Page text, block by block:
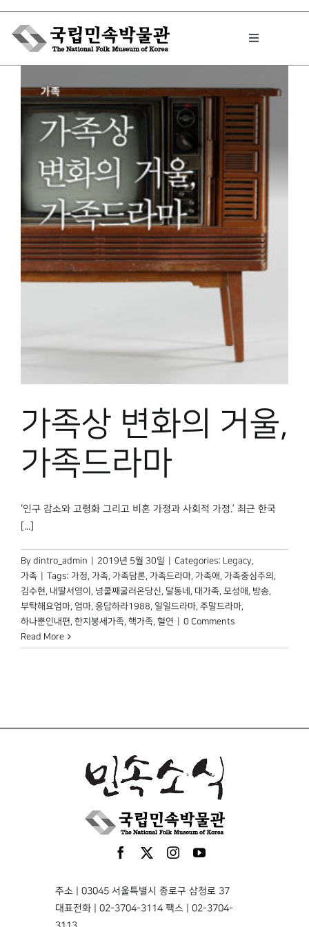
Skip
content
Toggle
박물관에서는
민속이야기
민속 인사이드
원문보기 PDF
가족상 변화의 거울,
가족드라마
‘인구 감소와 고령화 그리고 비혼 가정과 사회적 가정.’ 최근 한국
[...]
By dintro_admin 2019년 5월 30일 Categories: Legacy,
가족
Tags: 가정, 가족, 가족담론, 가족드라마, 가족애 , 가족중심주의 ,
김수현, 내딸서영이 , 넝쿨째굴러온당신, 달동네 , 대가족, 모성애 , 방송,
부탁해요엄마, 엄마, 응답하라1988, 일일드라마, 주말드라마,
하나뿐인내편, 한지붕세가족, 핵가족, 혈연
0 Comments
Read More
주소 | 03045 서울특별시 종로구 삼청로 37
대표전화 | 02-3704-3114 팩스 | 02-3704-